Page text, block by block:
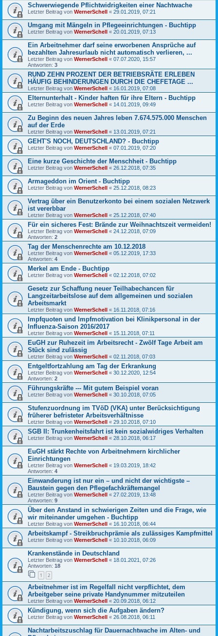
Schwerwiegende Pflichtwidrigkeiten einer Nachtwache
Letzter Beitrag von WernerSchell « 29.01.2019, 07:21
Umgang mit Mängeln in Pflegeeinrichtungen - Buchtipp
Letzter Beitrag von WernerSchell « 20.01.2019, 07:13
Ein Arbeitnehmer darf seine erworbenen Ansprüche auf
bezahlten Jahresurlaub nicht automatisch verlieren, ...
Letzter Beitrag von WernerSchell « 07.07.2020, 15:57
Antworten: 3
RUND ZEHN PROZENT DER BETRIEBSRÄTE ERLEBEN
HÄUFIG BEHINDERUNGEN DURCH DIE CHEFETAGE ...
Letzter Beitrag von WernerSchell « 16.01.2019, 07:08
Elternunterhalt - Kinder haften für ihre Eltern - Buchtipp
Letzter Beitrag von WernerSchell « 14.01.2019, 09:49
Zu Beginn des neuen Jahres leben 7.674.575.000 Menschen
auf der Erde
Letzter Beitrag von WernerSchell « 13.01.2019, 07:21
GEHT'S NOCH, DEUTSCHLAND? - Buchtipp
Letzter Beitrag von WernerSchell « 07.01.2019, 07:20
Eine kurze Geschichte der Menschheit - Buchtipp
Letzter Beitrag von WernerSchell « 26.12.2018, 07:35
Armageddon im Orient - Buchtipp
Letzter Beitrag von WernerSchell « 25.12.2018, 08:23
Vertrag über ein Benutzerkonto bei einem sozialen Netzwerk
ist vererbbar
Letzter Beitrag von WernerSchell « 25.12.2018, 07:40
Für ein sicheres Fest: Brände zur Weihnachtszeit vermeiden!
Letzter Beitrag von WernerSchell « 24.12.2018, 07:09
Antworten: 2
Tag der Menschenrechte am 10.12.2018
Letzter Beitrag von WernerSchell « 05.12.2019, 17:33
Antworten: 4
Merkel am Ende - Buchtipp
Letzter Beitrag von WernerSchell « 02.12.2018, 07:02
Gesetz zur Schaffung neuer Teilhabechancen für
Langzeitarbeitslose auf dem allgemeinen und sozialen
Arbeitsmarkt
Letzter Beitrag von WernerSchell « 16.11.2018, 07:16
Impfquoten und Impfmotivation bei Klinikpersonal in der
Influenza-Saison 2016/2017
Letzter Beitrag von WernerSchell « 15.11.2018, 07:11
EuGH zur Ruhezeit im Arbeitsrecht - Zwölf Tage Arbeit am
Stück sind zulässig
Letzter Beitrag von WernerSchell « 02.11.2018, 07:03
Entgeltfortzahlung am Tag der Erkrankung
Letzter Beitrag von WernerSchell « 30.12.2020, 12:54
Antworten: 2
Führungskräfte --- Mit gutem Beispiel voran
Letzter Beitrag von WernerSchell « 30.10.2018, 07:05
Stufenzuordnung im TVöD (VKA) unter Berücksichtigung
früherer befristeter Arbeitsverhältnisse
Letzter Beitrag von WernerSchell « 29.10.2018, 07:10
SGB II: Trunkenheitsfahrt ist kein sozialwidriges Verhalten
Letzter Beitrag von WernerSchell « 28.10.2018, 06:17
EuGH stärkt Rechte von Arbeitnehmern kirchlicher
Einrichtungen
Letzter Beitrag von WernerSchell « 19.03.2019, 18:42
Antworten: 4
Einwanderung ist nur ein – und nicht der wichtigste –
Baustein gegen den Pflegefachkräftemangel
Letzter Beitrag von WernerSchell « 27.02.2019, 13:48
Antworten: 9
Über den Anstand in schwierigen Zeiten und die Frage, wie
wir miteinander umgehen - Buchtipp
Letzter Beitrag von WernerSchell « 16.10.2018, 06:44
Arbeitskampf - Streikbruchprämie als zulässiges Kampfmittel
Letzter Beitrag von WernerSchell « 10.10.2018, 06:09
Krankenstände in Deutschland
Letzter Beitrag von WernerSchell « 18.01.2021, 07:26
Antworten: 18
1 2
Arbeitnehmer ist im Regelfall nicht verpflichtet, dem
Arbeitgeber seine private Handynummer mitzuteilen
Letzter Beitrag von WernerSchell « 20.09.2018, 06:12
Kündigung, wenn sich die Aufgaben ändern?
Letzter Beitrag von WernerSchell « 26.08.2018, 06:11
Nachtarbeitszuschlag für Dauernachtwache im Alten- und